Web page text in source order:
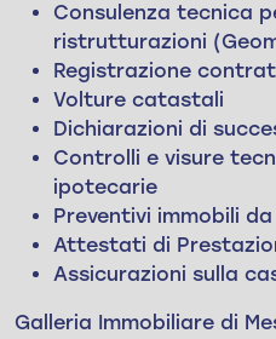
Consulenza tecnica
ristrutturazioni
Registrazione
Volture catastali
Dichiarazioni di
Controlli e visure
ipotecarie
Preventivi immobili
Attestati di
Assicurazioni sulla
Galleria Immobiliare di